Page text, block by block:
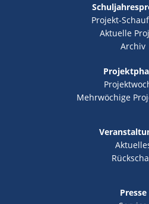
Projekt-
Aktuelle
Archiv
Mehrwöchige
Presse